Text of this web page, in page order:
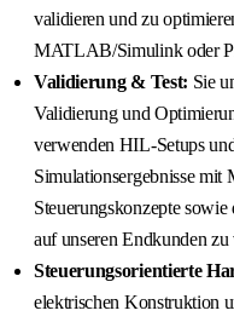
validieren und zu
MATLAB/Simulink oder
Validierung & Test: Sie
Validierung und
verwenden HIL-Setups
Simulationsergebnisse mit
Steuerungskonzepte
auf unseren Endkunden zu
Steuerungsorientierte
elektrischen Konstruktion